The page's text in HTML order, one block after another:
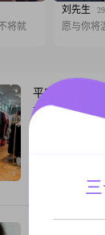
将就
刘先生
愿与你将
平安
女, 西藏日喀则,
你好，我是
月收入在8001
人，性格独立
比较细腻敏感